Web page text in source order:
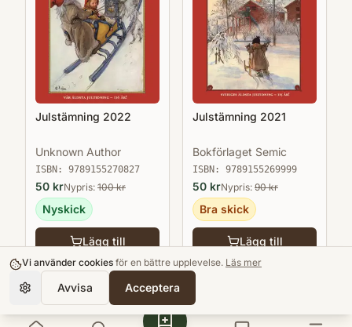
Julstämning 2022
Unknown Author
ISBN: 9789155270827
50 krNypris: 100kr
Nyskick
Lägg till
Julstämning 2021
Bokförlaget Semic
ISBN: 9789155269999
50 krNypris: 90kr
Bra skick
Lägg till
Vi använder cookies för en bättre upplevelse. Läs mer
Avvisa Acceptera